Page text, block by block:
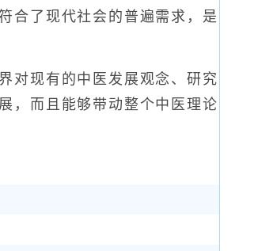
合了现代社会的普遍需求，是
现有的中医发展观念、研究
，而且能够带动整个中医理论